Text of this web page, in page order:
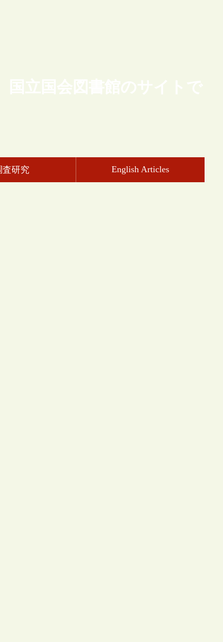
国立国会図書館のサイトで
査研究 English Articles